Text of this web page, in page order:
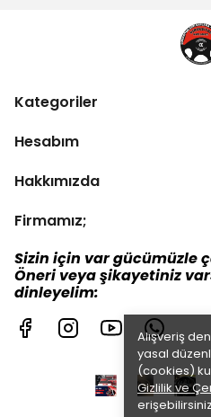
Alışveriş
yasal
(cookies)
Gizlilik ve
Kategoriler
Hesabım
Hakkımızda
Firmamız;
Sizin için var gücümüzle
Öneri veya şikayetiniz
dinleyelim: